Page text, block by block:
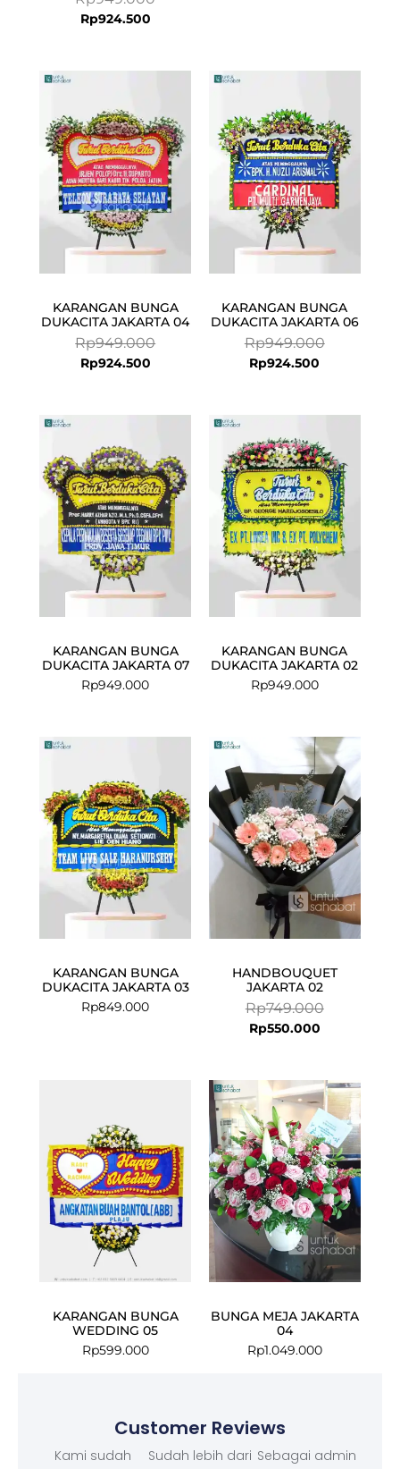
Rp924.500
KARANGAN BUNGA
DUKACITA JAKARTA 04
Rp949.000
was:
Rp949.000.
Rp924.500
is:
Rp924.500.
KARANGAN BUNGA
DUKACITA JAKARTA 06
Rp949.000
was:
Rp949.000.
Rp924.500
is:
Rp924.500.
KARANGAN BUNGA
DUKACITA JAKARTA 07
Rp949.000
KARANGAN BUNGA
DUKACITA JAKARTA 02
Rp949.000
KARANGAN BUNGA
DUKACITA JAKARTA 03
Rp849.000
HANDBOUQUET
JAKARTA 02
Rp749.000
Original
price
was:
Rp749.000.
Rp550.000
Current
price
is:
Rp550.000.
KARANGAN BUNGA
WEDDING 05
Rp599.000
BUNGA MEJA JAKARTA
04
Rp1.049.000
Customer Reviews
Kami sudah
Sudah lebih dari Sebagai admin